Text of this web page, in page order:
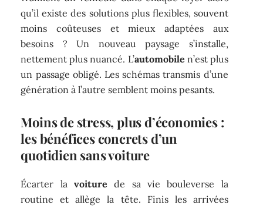
qu’il existe des solutions plus flexibles, souvent
moins coûteuses et mieux adaptées aux
besoins ? Un nouveau paysage s’installe,
nettement plus nuancé. L’automobile n’est plus
un passage obligé. Les schémas transmis d’une
génération à l’autre semblent moins pesants.
Moins de stress, plus d’économies :
les bénéfices concrets d’un
quotidien sans voiture
Écarter lavoiture de sa vie bouleverse la
routine et allège la tête. Finis les arrivées